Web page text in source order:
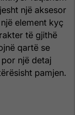
një aksesor
element kyç
të gjithë
qartë se
një detaj
pamjen.